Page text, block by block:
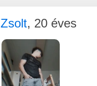
Zsolt, 20 éves